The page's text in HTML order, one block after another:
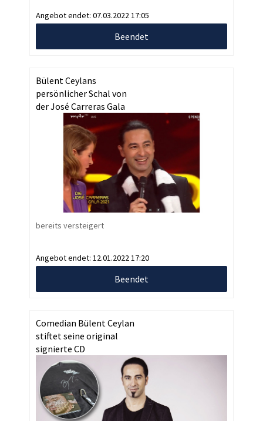
Angebot endet: 07.03.2022 17:05
Beendet
Bülent Ceylans
persönlicher Schal von
der José Carreras Gala
bereits versteigert
Angebot endet: 12.01.2022 17:20
Beendet
Comedian Bülent Ceylan
stiftet seine original
signierte CD